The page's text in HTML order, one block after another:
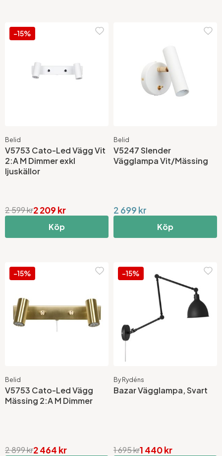
-15%
Belid
V5753 Cato-Led Vägg Vit
2:A M Dimmer exkl
ljuskällor
2 209 kr
2 599 kr
Köp
Belid
V5247 Slender
Vägglampa Vit/Mässing
2 699 kr
Köp
-15%
Belid
V5753 Cato-Led Vägg
Mässing 2:A M Dimmer
2 464 kr
2 899 kr
-15%
By Rydéns
Bazar Vägglampa, Svart
1 440 kr
1 695 kr